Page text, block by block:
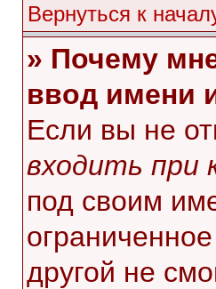
Вернуться к
» Почему
ввод имени
Если вы не
входить при
под своим
другой не